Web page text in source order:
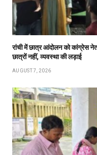
रांची में छात्र आंदोलन को कांग्रेस
छात्रों नहीं, व्यवस्था की लड़ाई
AUGUST 7, 2026